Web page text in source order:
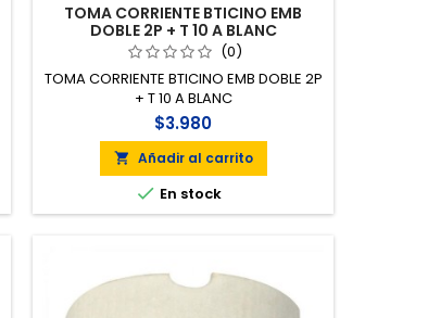
TOMA CORRIENTE BTICINO EMB
DOBLE 2P + T 10 A BLANC
(0)
TOMA CORRIENTE BTICINO EMB DOBLE 2P
+ T 10 A BLANC
$3.980
 Añadir al carrito
 En stock